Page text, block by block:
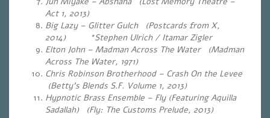
Act 1, 2013)
Big Lazy – Glitter Gulch (Postcards from X,
2014) *Stephen Ulrich / Itamar Zigler
Elton John – Madman Across The Water (Madman
Across The Water, 1971)
Chris Robinson Brotherhood – Crash On the Levee
(Betty’s Blends S.F. Volume 1, 2013)
Hypnotic Brass Ensemble – Fly (Featuring Aquilla
Sadallah) (Fly: The Customs Prelude, 2013)